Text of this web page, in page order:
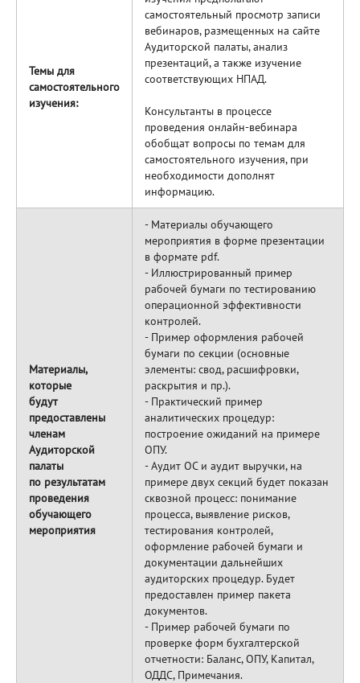
Темы для
самостоятельного
изучения:
самостоятельный просмотр записи
вебинаров, размещенных на сайте
Аудиторской палаты, анализ
презентаций, а также изучение
соответствующих НПАД.
Консультанты в процессе
проведения онлайн-вебинара
обобщат вопросы по темам для
самостоятельного изучения, при
необходимости дополнят
информацию.
Материалы,
которые
будут
предоставлены
членам
Аудиторской
палаты
по результатам
проведения
обучающего
мероприятия
- Материалы обучающего
мероприятия в форме презентации
в формате pdf.
- Иллюстрированный пример
рабочей бумаги по тестированию
операционной эффективности
контролей.
- Пример оформления рабочей
бумаги по секции (основные
элементы: свод, расшифровки,
раскрытия и пр.).
- Практический пример
аналитических процедур:
построение ожиданий на примере
ОПУ.
- Аудит ОС и аудит выручки, на
примере двух секций будет показан
сквозной процесс: понимание
процесса, выявление рисков,
тестирования контролей,
оформление рабочей бумаги и
документации дальнейших
аудиторских процедур. Будет
предоставлен пример пакета
документов.
- Пример рабочей бумаги по
проверке форм бухгалтерской
отчетности: Баланс, ОПУ, Капитал,
ОДДС, Примечания.